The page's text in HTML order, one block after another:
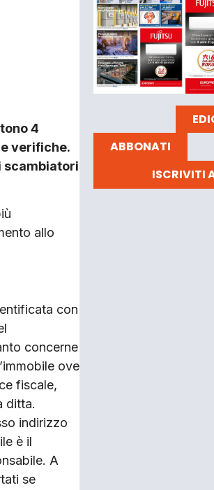
4
verifiche.
scambiatori
allo
con
concerne
ove
fiscale,
ditta.
indirizzo
è il
A
se
ABBONATI
ISCRIVITI